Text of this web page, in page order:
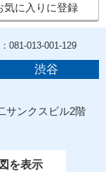
気に入りに登録
081-013-001-129
渋谷
ンクスビル2階
を表示